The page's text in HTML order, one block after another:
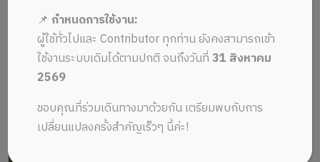
View Details
0 Sale
📌กำหนดการใช้งาน:
ผู้ใช้ทั่วไปและ Contributor ทุกท่าน ยังคงสามารถเข้า
ใช้งานระบบเดิมได้ตามปกติ จนถึงวันที่ 31 สิงหาคม
2569
ขอบคุณที่ร่วมเดินทางมาด้วยกัน เตรียมพบกับการ
เปลี่ยนแปลงครั้งสำคัญเร็วๆ นี้ค่ะ!